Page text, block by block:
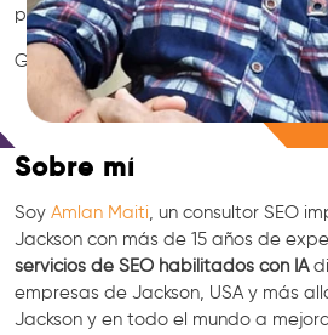
posicionamiento en Google.
GEO • LLM • NLP • RAG • IA + APIs
Consulta Gratis
Sobre mí
Soy Amlan Maiti , un consultor SEO
Jackson con más de 15 años de
servicios de SEO habilitados con IA
empresas de Jackson, USA y más
Jackson y en todo el mundo a